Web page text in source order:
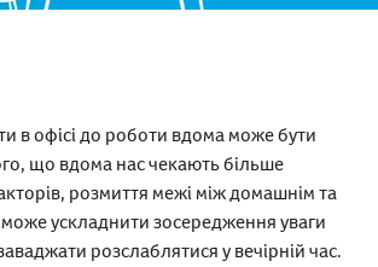
в офісі до роботи вдома може бути
що вдома нас чекають більше
розмиття межі між домашнім та
ускладнити зосередження уваги
розслаблятися у вечірній час.